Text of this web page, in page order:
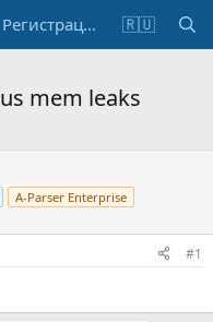
Регистрация 🇷🇺
mem leaks
A-Parser Enterprise
#1